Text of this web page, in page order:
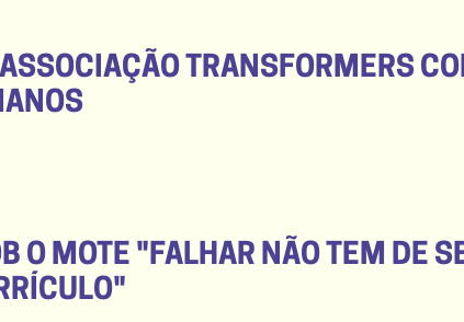
TRANSFORMERS
O MOTE "FALHAR NÃO TEM DE